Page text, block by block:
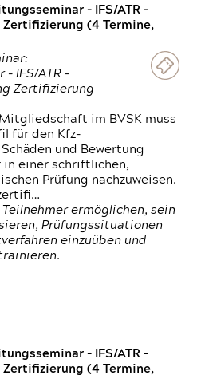
- IFS/ATR -
(4 Termine,
- IFS/ATR -
Zertifizierung
im BVSK muss
für den Kfz-
und Bewertung
in einer schriftlichen,
Prüfung nachzuweisen.
ermöglichen, sein
Prüfungssituationen
einzuüben und
- IFS/ATR -
(4 Termine,